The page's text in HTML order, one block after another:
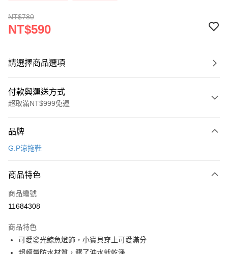
NT$780
NT$590
請選擇商品選項
付款與運送方式
超取滿NT$999免運
信用卡一次付款
LINE Pay
Apple Pay
悠遊付
Google Pay
品牌
G.P涼拖鞋
商品特色
商品編號
11684308
商品特色
可愛發光鯨魚燈飾，小寶貝穿上可愛滿分